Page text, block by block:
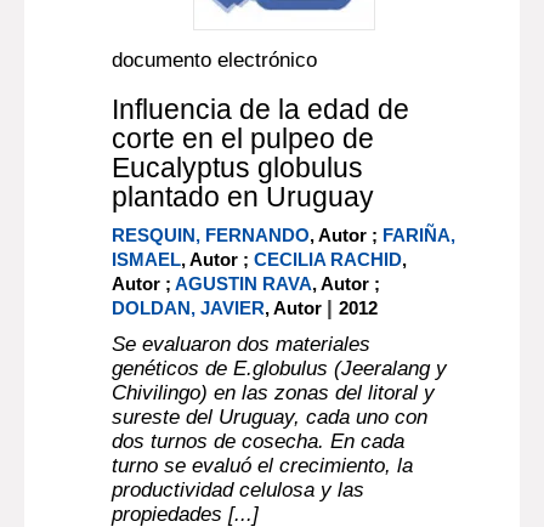
documento electrónico
Influencia de la edad de
corte en el pulpeo de
Eucalyptus globulus
plantado en Uruguay
RESQUIN, FERNANDO, Autor ; FARIÑA,
ISMAEL, Autor ;CECILIA RACHID,
Autor ;AGUSTIN RAVA, Autor ;
DOLDAN, JAVIER, Autor |2012
Se evaluaron dos materiales
genéticos de E.globulus (Jeeralang y
Chivilingo) en las zonas del litoral y
sureste del Uruguay, cada uno con
dos turnos de cosecha. En cada
turno se evaluó el crecimiento, la
productividad celulosa y las
propiedades [...]